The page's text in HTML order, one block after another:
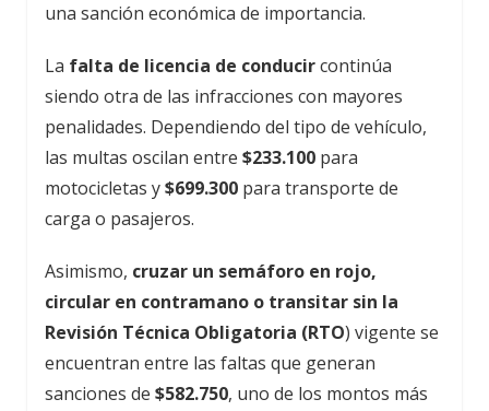
una sanción económica de importancia.
La falta de licencia de conducircontinúa
siendo otra de las infracciones con mayores
penalidades. Dependiendo del tipo de vehículo,
las multas oscilan entre $233.100 para
motocicletas y$699.300 para transporte de
carga o pasajeros.
Asimismo, cruzar un semáforo en rojo,
circular en contramano o transitar sin la
Revisión Técnica Obligatoria (RTO) vigente se
encuentran entre las faltas que generan
sanciones de $582.750, uno de los montos más